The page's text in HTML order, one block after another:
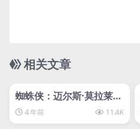
相关文章
svip专属
蜘蛛侠：迈尔斯·莫拉莱斯
Marvel’s Spider-Man:
Miles Morales
4 年前 11.4K